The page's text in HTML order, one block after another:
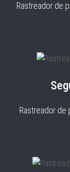
Rastreador de
Rastreador